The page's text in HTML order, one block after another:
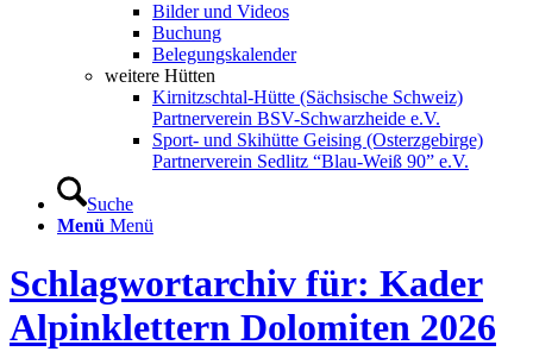
Bilder und Videos
Buchung
Belegungskalender
weitere Hütten
Kirnitzschtal-Hütte (Sächsische Schweiz)
Partnerverein BSV-Schwarzheide e.V.
Sport- und Skihütte Geising (Osterzgebirge)
Partnerverein Sedlitz “Blau-Weiß 90” e.V.
Suche
Menü Menü
Schlagwortarchiv für: Kader
Alpinklettern Dolomiten 2026